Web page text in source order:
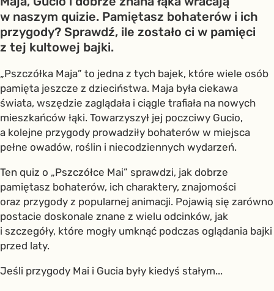
w naszym quizie. Pamiętasz bohaterów i ich
przygody? Sprawdź, ile zostało ci w pamięci
z tej kultowej bajki.
„Pszczółka Maja” to jedna z tych bajek, które wiele osób
pamięta jeszcze z dzieciństwa. Maja była ciekawa
świata, wszędzie zaglądała i ciągle trafiała na nowych
mieszkańców łąki. Towarzyszył jej poczciwy Gucio,
a kolejne przygody prowadziły bohaterów w miejsca
pełne owadów, roślin i niecodziennych wydarzeń.
Ten quiz o „Pszczółce Mai” sprawdzi, jak dobrze
pamiętasz bohaterów, ich charaktery, znajomości
oraz przygody z popularnej animacji. Pojawią się zarówno
postacie doskonale znane z wielu odcinków, jak
i szczegóły, które mogły umknąć podczas oglądania bajki
przed laty.
Jeśli przygody Mai i Gucia były kiedyś stałym...